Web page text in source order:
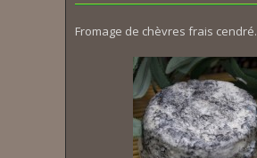
Fromage de chèvres frais cendré.